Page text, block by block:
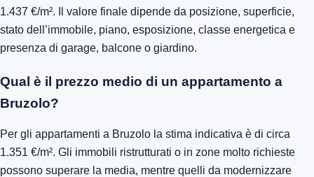
1.437 €/m². Il valore finale dipende da posizione, superficie,
stato dell’immobile, piano, esposizione, classe energetica e
presenza di garage, balcone o giardino.
Qual è il prezzo medio di un appartamento a
Bruzolo?
Per gli appartamenti a Bruzolo la stima indicativa è di circa
1.351 €/m². Gli immobili ristrutturati o in zone molto richieste
possono superare la media, mentre quelli da modernizzare